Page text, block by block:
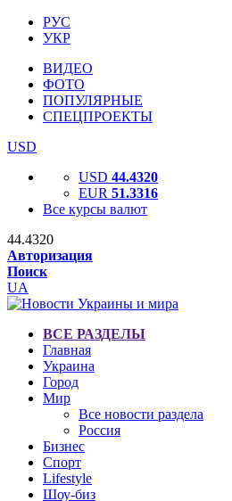
РУС
УКР
ВИДЕО
ФОТО
ПОПУЛЯРНЫЕ
СПЕЦПРОЕКТЫ
USD
USD 44.4320
EUR 51.3316
Все курсы валют
44.4320
Авторизация
Поиск
UA
ВСЕ РАЗДЕЛЫ
Главная
Украина
Город
Мир
Все новости раздела
Россия
Бизнес
Спорт
Lifestyle
Шоу-биз